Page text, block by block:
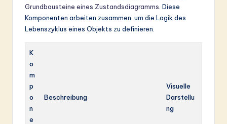
Grundbausteine eines Zustandsdiagramms . Diese
Komponenten arbeiten zusammen, um die Logik des
Lebenszyklus eines Objekts zu definieren.
K
o
m
p
o
n
e
Beschreibung
Visuelle
Darstellu
ng